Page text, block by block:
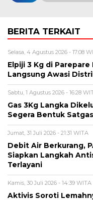
BERITA TERKAIT
Selasa, 4 Agustus 2026 - 17:08
Elpiji 3 Kg di
Langsung Awasi
Sabtu, 1 Agustus 2026 - 16:28
Gas 3Kg Langka
Segera Bentuk Satgas
Jumat, 31 Juli 2026 - 21:31 WITA
Debit Air Berkurang,
Siapkan Langkah
Terlayani
Kamis, 30 Juli 2026 - 14:39 WITA
Aktivis Soroti